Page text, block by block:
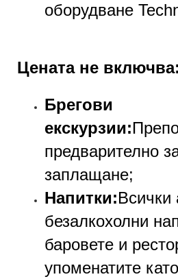
оборудване
Цената не включва:
Брегови
екскурзии:
предварително
заплащане;
Напитки:Всички
безалкохолни
баровете и
упоменатите